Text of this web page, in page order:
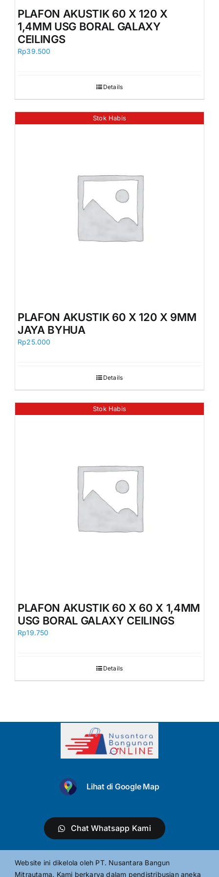
Orders
PLAFON AKUSTIK 60 X 120 X
1,4MM USG BORAL GALAXY
CEILINGS
Rp39.500
Details
Stok Habis
PLAFON AKUSTIK 60 X 120 X 9MM
JAYA BYHUA
Rp25.000
Details
Stok Habis
PLAFON AKUSTIK 60 X 60 X 1,4MM
USG BORAL GALAXY CEILINGS
Rp19.750
Details
Lihat di Google Map
Chat Whatsapp Kami
Website ini dikelola oleh PT. Nusantara Bangun
Mitrautama. Kami berkarya dalam pendistribusian aneka